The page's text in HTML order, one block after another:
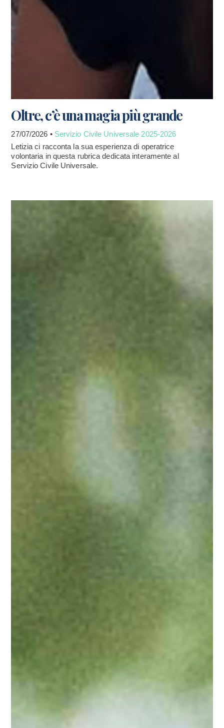
Oltre, c’è una magia più grande
27/07/2026 • Servizio Civile Universale 2025-2026
Letizia ci racconta la sua esperienza di operatrice
volontaria in questa rubrica dedicata interamente al
Servizio Civile Universale.